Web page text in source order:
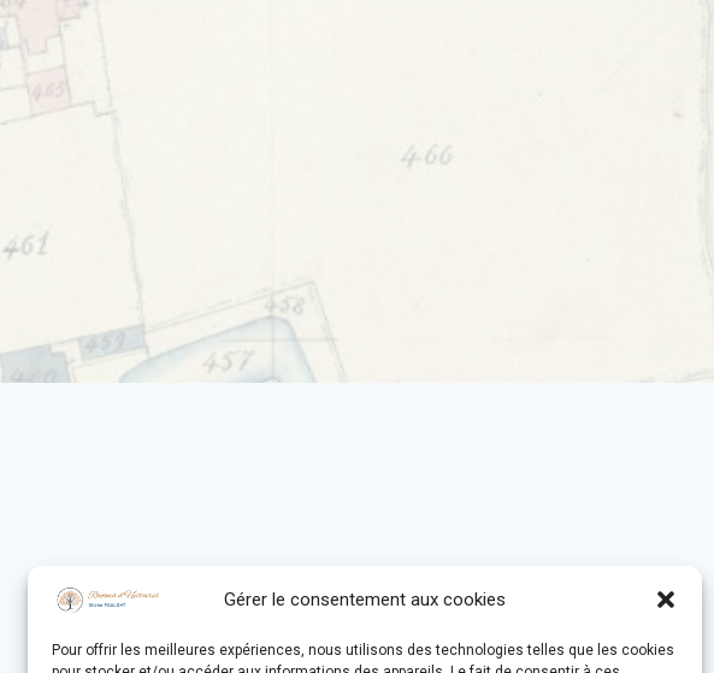
Gérer le consentement aux cookies
Pour offrir les meilleures expériences, nous utilisons des technologies telles que les cookies
CATÉGORIES